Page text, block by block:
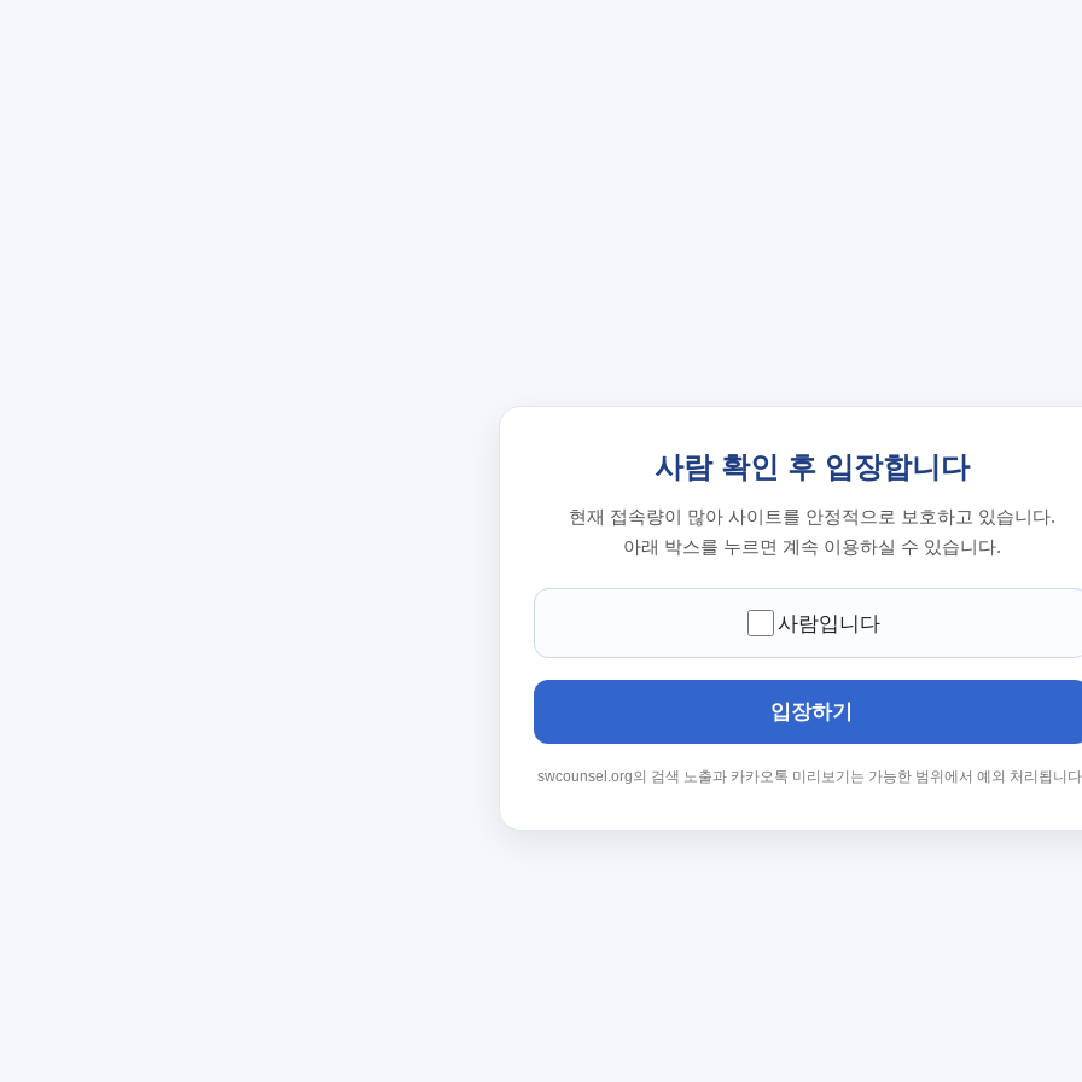
사람 확인 후 입장합니다
현재 접속량이 많아 사이트를 안정적으로 보호하고 있습니다.
아래 박스를 누르면 계속 이용하실 수 있습니다.
사람입니다
입장하기
swcounsel.org의 검색 노출과 카카오톡 미리보기는 가능한 범위에서 예외 처리됩니